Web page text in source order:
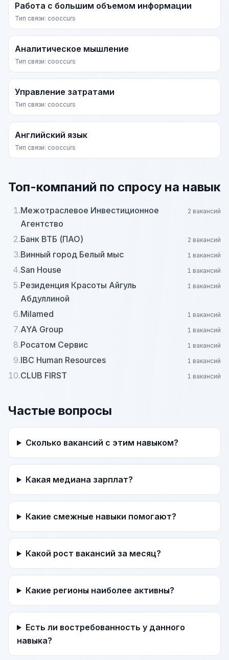
Работа с большим объемом информации
Тип связи: cooccurs
Аналитическое мышление
Тип связи: cooccurs
Управление затратами
Тип связи: cooccurs
Английский язык
Тип связи: cooccurs
Топ-компаний по спросу на навык
1.Межотраслевое Инвестиционное
Агентство
2 вакансий
2.Банк ВТБ (ПАО) 2 вакансий
3.Винный город Белый мыс 1 вакансий
4.San House 1 вакансий
5.Резиденция Красоты Айгуль
Абдуллиной
1 вакансий
6.Milamed 1 вакансий
7.AYA Group 1 вакансий
8.Росатом Сервис 1 вакансий
9.IBC Human Resources 1 вакансий
10.CLUB FIRST 1 вакансий
Частые вопросы
Сколько вакансий с этим навыком?
Какая медиана зарплат?
Какие смежные навыки помогают?
Какой рост вакансий за месяц?
Какие регионы наиболее активны?
Есть ли востребованность у данного
навыка?